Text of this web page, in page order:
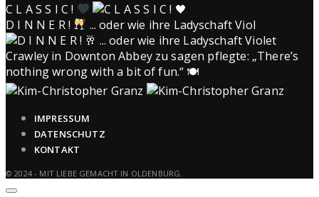
C L A S S I C !
D I N N E R !
... oder wie ihre Ladyschaft Viol
IMPRESSUM
DATENSCHUTZ
KONTAKT
© 2024 - MIT LIEBE GEMACHT IN OLDENBURG.